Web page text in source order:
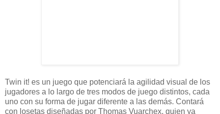
Twin it! es un juego que potenciará la agilidad visual de los
jugadores a lo largo de tres modos de juego distintos, cada
uno con su forma de jugar diferente a las demás. Contará
con losetas diseñadas por Thomas Vuarchex, quien ya